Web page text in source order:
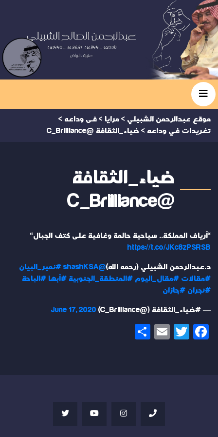
موقع عبدالرحمن الشبيلي > مرايا > فى وداعه >
تغريدات في وداعه > ضياء_الثقافة @C_Brilliance
ضياء_الثقافة
@C_Brilliance
"أرياف المملكة.. سياحية حالمة وغافية على كتف الجبال"
https://t.co/JKc8zPSRSB
د.عبدالرحمن الشبيلي (رحمه الله)@shashKSA
#نمير_البيان
#مقالات #مقال_اليوم #المنطقة_الجنوبية #أبها #الباحة
#نجران #جازان
— #ضياء_الثقافة (@C_Brilliance) June 17, 2020
Facebook
Twitter
Email